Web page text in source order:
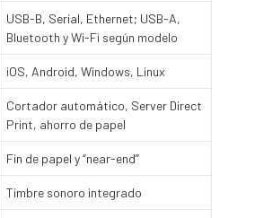
USB-B, Serial, Ethernet; USB-A,
Bluetooth y Wi-Fi según modelo
iOS, Android, Windows, Linux
Cortador automático, Server Direct
Print, ahorro de papel
Fin de papel y “near-end”
Timbre sonoro integrado